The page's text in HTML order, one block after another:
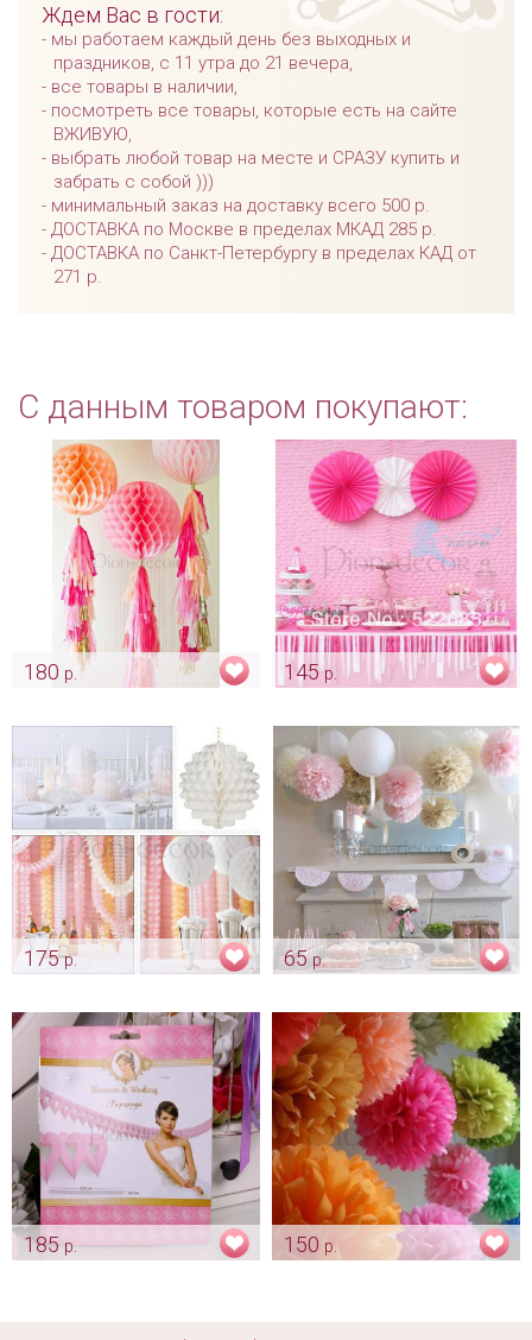
Ждем Вас в гости:
мы работаем каждый день без выходных и
праздников, с 11 утра до 21 вечера,
все товары в наличии,
посмотреть все товары, которые есть на сайте
ВЖИВУЮ,
выбрать любой товар на месте и СРАЗУ купить и
забрать с собой )))
минимальный заказ на доставку всего 500 р.
ДОСТАВКА по Москве в пределах МКАД 285 р.
ДОСТАВКА по Санкт-Петербургу в пределах КАД от
271 р.
С данным товаром покупают:
180 р.
145р.
175р.
65р.
Арт: ukr_0031 маленький
185р.
150 р.